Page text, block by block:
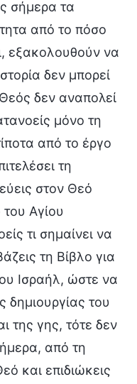
σήμερα τα
από το πόσο
εξακολουθούν να
δεν μπορεί
δεν αναπολεί
μόνο τη
από το έργο
τη
στον Θεό
Αγίου
τι σημαίνει να
τη Βίβλο για
Ισραήλ, ώστε να
δημιουργίας του
της γης, τότε δεν
από τη
και επιδιώκεις